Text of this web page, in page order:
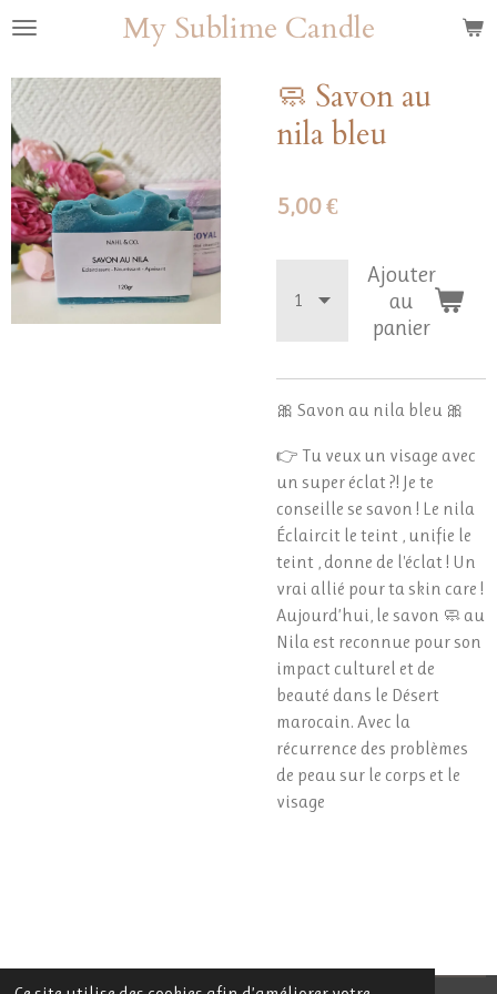
Passer
contenu
principal
My Sublime Candle
🧼 Savon au
nila bleu
5,00 €
Ajouter
au
panier
🎀 Savon au nila bleu 🎀
👉 Tu veux un visage avec
un super éclat ?! Je te
conseille se savon ! Le nila
Éclaircit le teint , unifie le
teint , donne de l'éclat ! Un
vrai allié pour ta skin care !
Aujourd’hui, le savon 🧼 au
Nila est reconnue pour son
impact culturel et de
beauté dans le Désert
marocain. Avec la
récurrence des problèmes
de peau sur le corps et le
visage